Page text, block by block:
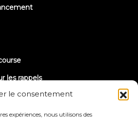
le consentement
expériences, nous utilisons des
les rappels